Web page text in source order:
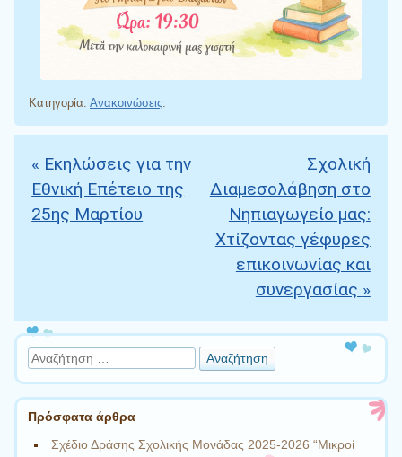
Κατηγορία: Ανακοινώσεις.
Πλοήγηση άρθρων
« Εκηλώσεις για την
Εθνική Επέτειο της
25ης Μαρτίου
Σχολική
Διαμεσολάβηση στο
Νηπιαγωγείο μας:
Χτίζοντας γέφυρες
επικοινωνίας και
συνεργασίας »
Αναζήτηση
Πρόσφατα άρθρα
Σχέδιο Δράσης Σχολικής Μονάδας 2025-2026 “Μικροί